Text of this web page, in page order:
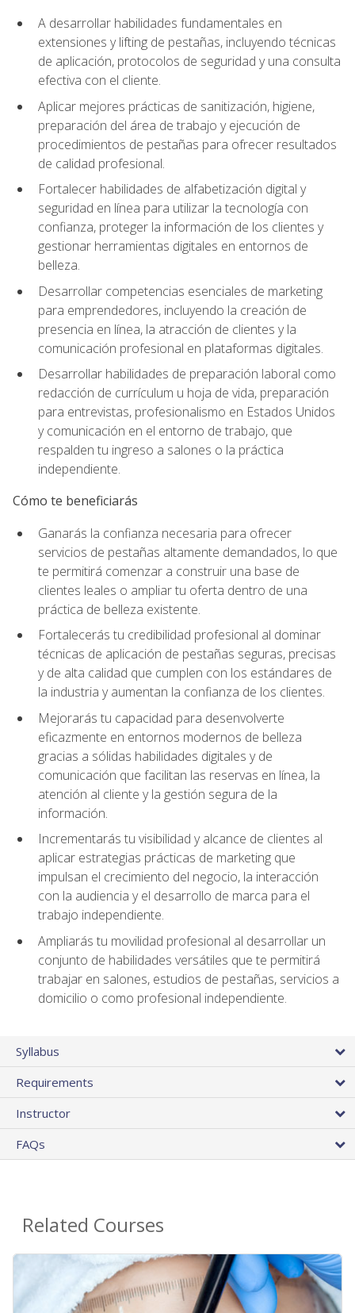
A desarrollar habilidades fundamentales en
extensiones y lifting de pestañas, incluyendo técnicas
de aplicación, protocolos de seguridad y una consulta
efectiva con el cliente.
Aplicar mejores prácticas de sanitización, higiene,
preparación del área de trabajo y ejecución de
procedimientos de pestañas para ofrecer resultados
de calidad profesional.
Fortalecer habilidades de alfabetización digital y
seguridad en línea para utilizar la tecnología con
confianza, proteger la información de los clientes y
gestionar herramientas digitales en entornos de
belleza.
Desarrollar competencias esenciales de marketing
para emprendedores, incluyendo la creación de
presencia en línea, la atracción de clientes y la
comunicación profesional en plataformas digitales.
Desarrollar habilidades de preparación laboral como
redacción de currículum u hoja de vida, preparación
para entrevistas, profesionalismo en Estados Unidos
y comunicación en el entorno de trabajo, que
respalden tu ingreso a salones o la práctica
independiente.
Cómo te beneficiarás
Ganarás la confianza necesaria para ofrecer
servicios de pestañas altamente demandados, lo que
te permitirá comenzar a construir una base de
clientes leales o ampliar tu oferta dentro de una
práctica de belleza existente.
Fortalecerás tu credibilidad profesional al dominar
técnicas de aplicación de pestañas seguras, precisas
y de alta calidad que cumplen con los estándares de
la industria y aumentan la confianza de los clientes.
Mejorarás tu capacidad para desenvolverte
eficazmente en entornos modernos de belleza
gracias a sólidas habilidades digitales y de
comunicación que facilitan las reservas en línea, la
atención al cliente y la gestión segura de la
información.
Incrementarás tu visibilidad y alcance de clientes al
aplicar estrategias prácticas de marketing que
impulsan el crecimiento del negocio, la interacción
con la audiencia y el desarrollo de marca para el
trabajo independiente.
Ampliarás tu movilidad profesional al desarrollar un
conjunto de habilidades versátiles que te permitirá
trabajar en salones, estudios de pestañas, servicios a
domicilio o como profesional independiente.
Syllabus
Requirements
Instructor
FAQs
Related Courses